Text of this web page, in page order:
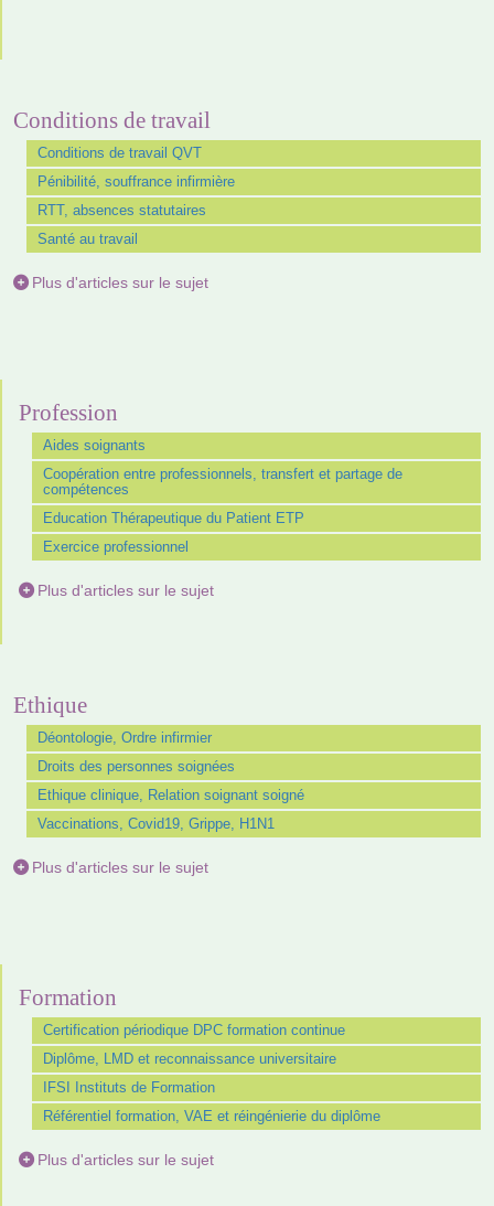
Conditions de travail
Conditions de travail QVT
Pénibilité, souffrance infirmière
RTT, absences statutaires
Santé au travail
Plus d'articles sur le sujet
Profession
Aides soignants
Coopération entre professionnels, transfert et partage de
compétences
Education Thérapeutique du Patient ETP
Exercice professionnel
Plus d'articles sur le sujet
Ethique
Déontologie, Ordre infirmier
Droits des personnes soignées
Ethique clinique, Relation soignant soigné
Vaccinations, Covid19, Grippe, H1N1
Plus d'articles sur le sujet
Formation
Certification périodique DPC formation continue
Diplôme, LMD et reconnaissance universitaire
IFSI Instituts de Formation
Référentiel formation, VAE et réingénierie du diplôme
Plus d'articles sur le sujet